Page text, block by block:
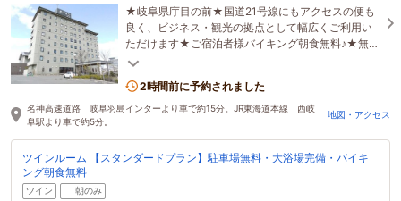
★岐阜県庁目の前★国道21号線にもアクセスの便も
良く、ビジネス・観光の拠点として幅広くご利用い
ただけます★ご宿泊者様バイキング朝食無料♪★無料
駐車場完備★活性石人工温泉大浴場完備
2時間前に予約されました
名神高速道路 岐阜羽島インターより車で約15分。JR東海道本線 西岐
阜駅より車で約5分。
地図・アクセス
ツインルーム 【スタンダードプラン】駐車場無料・大浴場完備・バイキ
ング朝食無料
ツイン 朝のみ